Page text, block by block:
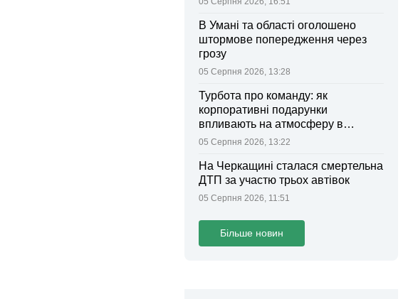
В Умані та області оголошено
штормове попередження через
грозу
05 Серпня 2026, 13:28
Турбота про команду: як
корпоративні подарунки
впливають на атмосферу в
колективі
05 Серпня 2026, 13:22
На Черкащині сталася смертельна
ДТП за участю трьох автівок
05 Серпня 2026, 11:51
Більше новин